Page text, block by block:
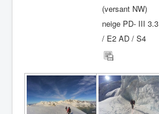
(versant NW)
neige PD- III 3.3
/ E2 AD / S4